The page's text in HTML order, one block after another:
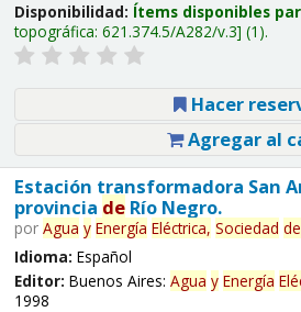
Disponibilidad: Ítems disponibles
topográfica: 621.374.5/A282/v.3 (1).
Hacer
Agregar al
Estación transformadora San
provincia deRío Negro.
por Agua y Energía Eléctrica, Sociedad de
Idioma: Español
Editor: Buenos Aires: Agua y Energía
1998